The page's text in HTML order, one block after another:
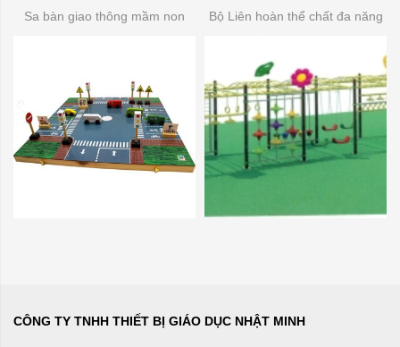
Sa bàn giao thông mầm non Bộ Liên hoàn thể chất đa năng
CÔNG TY TNHH THIẾT BỊ GIÁO DỤC NHẬT MINH